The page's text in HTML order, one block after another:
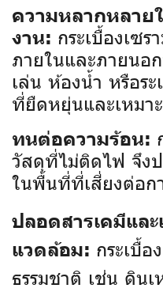
ความหลากหลาย
งาน: กระเบื้องเซ
ภายในและภายนอ
เล่น ห้องน้ำ หรือร
ที่ยืดหยุ่นและเหม
ทนต่อความร้อน:
วัสดุที่ไม่ติดไฟ จึง
ในพื้นที่ที่เสี่ยงต่อก
ปลอดสารเคมีแล
แวดล้อม: กระเบื้
ธรรมชาติ เช่น ดิน